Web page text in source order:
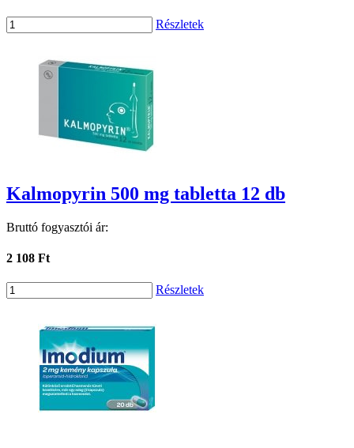
Részletek
Kalmopyrin 500 mg tabletta 12 db
Bruttó fogyasztói ár:
2 108 Ft
Részletek